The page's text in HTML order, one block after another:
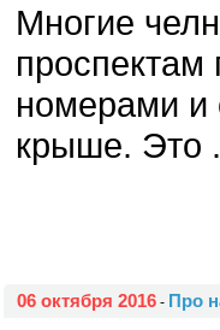
Многие
проспектам
номерами и
крыше. Это
06 октября 2016 - Про